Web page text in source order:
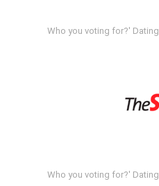
Who you voting for?'
Who you voting for?'